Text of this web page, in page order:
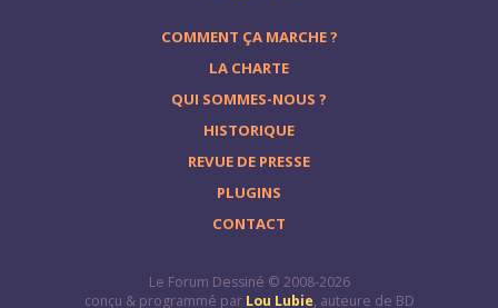
COMMENT ÇA MARCHE ?
LA CHARTE
QUI SOMMES-NOUS ?
HISTORIQUE
REVUE DE PRESSE
PLUGINS
CONTACT
Le Forum Dessiné © 2008-2026
conçu & programmé par Lou Lubie, auteure de BD